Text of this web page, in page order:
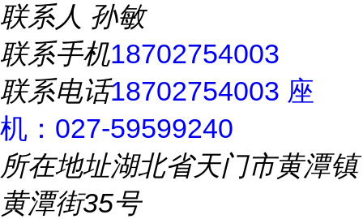
联系人 孙敏
联系手机18702754003
联系电话18702754003 座
机：027-59599240
所在地址湖北省天门市黄潭镇
黄潭街35号